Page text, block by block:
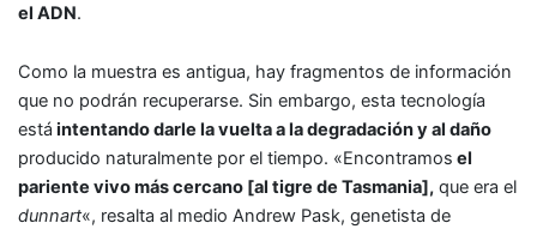
el ADN.
Como la muestra es antigua, hay fragmentos de información
que no podrán recuperarse. Sin embargo, esta tecnología
está intentando darle la vuelta a la degradación y al daño
producido naturalmente por el tiempo. «Encontramos el
pariente vivo más cercano [al tigre de Tasmania], que era el
dunnart«, resalta al medio Andrew Pask, genetista de